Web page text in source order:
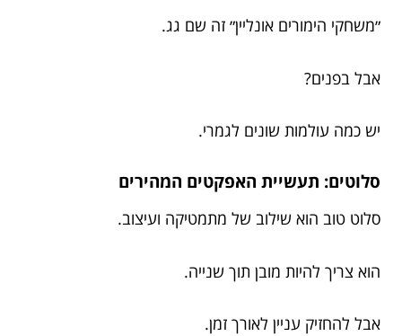
״משחקי הימורים אונליין״ זה שם גג.
אבל בפנים?
יש כמה עולמות שונים לגמרי.
סלוטים: תעשיית האפקטים המהירים
סלוט טוב הוא שילוב של מתמטיקה ועיצוב.
הוא צריך להיות מובן תוך שנייה.
אבל להחזיק עניין לאורך זמן.